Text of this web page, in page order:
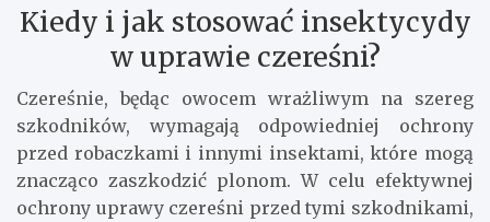
Kiedy i jak stosować insektycydy
w uprawie czereśni?
Czereśnie, będąc owocem wrażliwym na szereg
szkodników, wymagają odpowiedniej ochrony
przed robaczkami i innymi insektami, które mogą
znacząco zaszkodzić plonom. W celu efektywnej
ochrony uprawy czereśni przed tymi szkodnikami,